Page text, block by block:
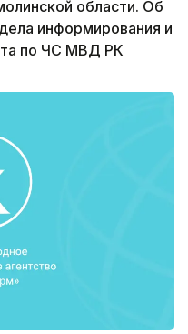
области. Об
информирования и
по ЧС МВД РК